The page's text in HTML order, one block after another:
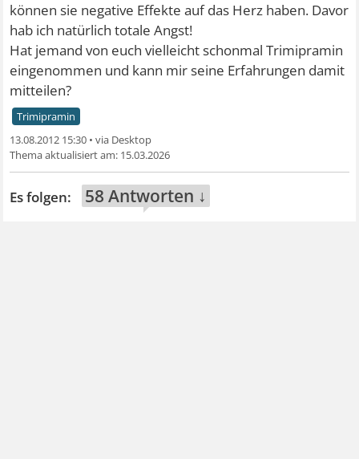
können sie negative Effekte auf das Herz haben. Davor
hab ich natürlich totale Angst!
Hat jemand von euch vielleicht schonmal Trimipramin
eingenommen und kann mir seine Erfahrungen damit
mitteilen?
Trimipramin
13.08.2012 15:30 •
15.03.2026
58 Antworten ↓